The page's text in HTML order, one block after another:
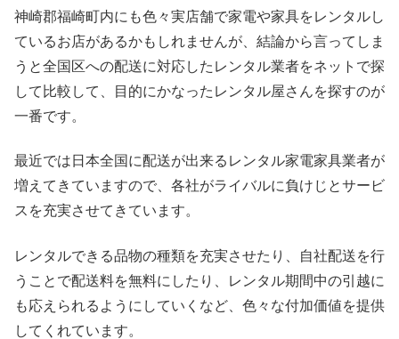
神崎郡福崎町内にも色々実店舗で家電や家具をレンタルし
ているお店があるかもしれませんが、結論から言ってしま
うと全国区への配送に対応したレンタル業者をネットで探
して比較して、目的にかなったレンタル屋さんを探すのが
一番です。
最近では日本全国に配送が出来るレンタル家電家具業者が
増えてきていますので、各社がライバルに負けじとサービ
スを充実させてきています。
レンタルできる品物の種類を充実させたり、自社配送を行
うことで配送料を無料にしたり、レンタル期間中の引越に
も応えられるようにしていくなど、色々な付加価値を提供
してくれています。